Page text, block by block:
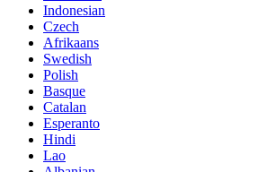
Indonesian
Czech
Afrikaans
Swedish
Polish
Basque
Catalan
Esperanto
Hindi
Lao